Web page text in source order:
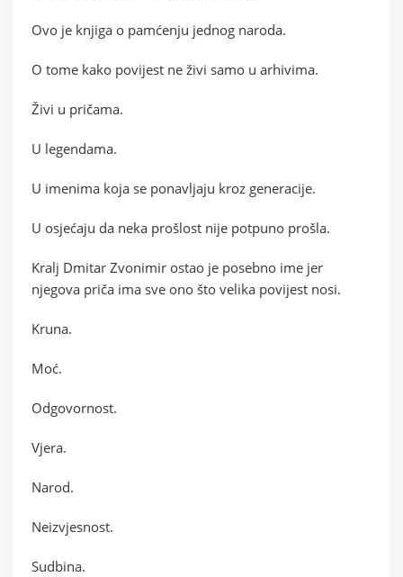
Ovo je knjiga o pamćenju jednog naroda.
O tome kako povijest ne živi samo u arhivima.
Živi u pričama.
U legendama.
U imenima koja se ponavljaju kroz generacije.
U osjećaju da neka prošlost nije potpuno prošla.
Kralj Dmitar Zvonimir ostao je posebno ime jer
njegova priča ima sve ono što velika povijest nosi.
Kruna.
Moć.
Odgovornost.
Vjera.
Narod.
Neizvjesnost.
Sudbina.